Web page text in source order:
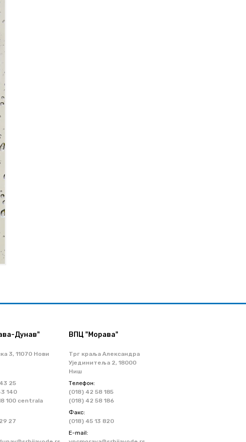
Дунав"
3, 11070 Нови
25
140
100 centrala
27
ВПЦ "Морава"
Трг краља Александра
Ујединитеља 2, 18000
Ниш
Телефон:
(018) 42 58 185
(018) 42 58 186
Факс:
(018) 45 13 820
Е-mail: